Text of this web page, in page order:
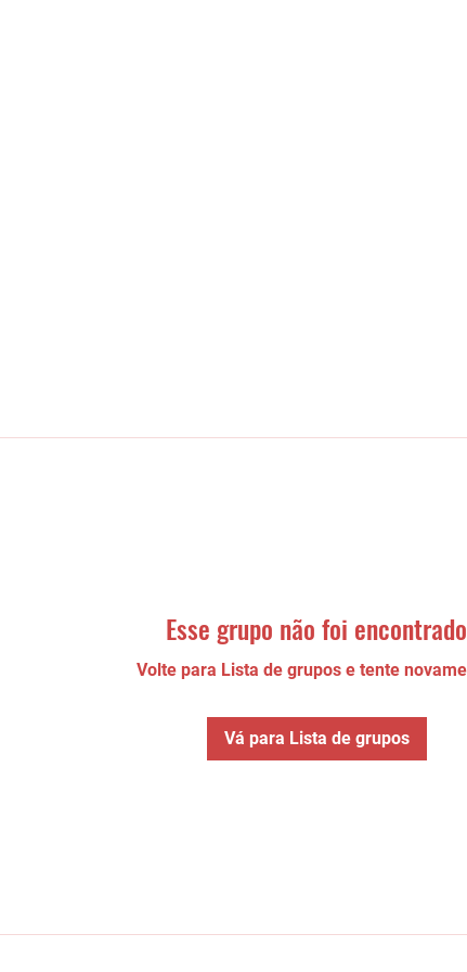
Esse grupo não foi encontrado
Volte para Lista de grupos e tente
Vá para Lista de grupos